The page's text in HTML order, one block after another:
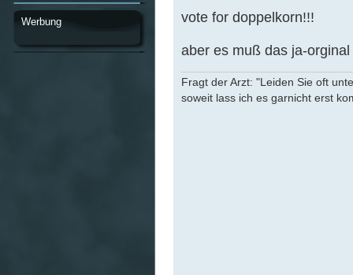
vote for doppelkorn!!!
aber es muß das ja-orginal
Fragt der Arzt: "Leiden Sie oft
soweit lass ich es garnicht erst
Werbung